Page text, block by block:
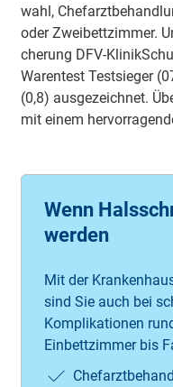
wahl,
oder Zwei­bett­zim­mer.
che­rung DFV-
Wa­ren­test Test­sie­ger
(0,8) aus­ge­zeich­net.
mit einem
Wenn
werden
Mit der
sind Sie auch bei
Komplikationen
Einbettzimmer bis